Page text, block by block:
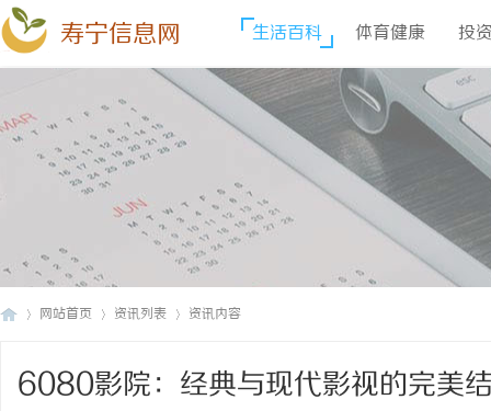
寿宁信息网 生活百科 体育健康 投
网站首页 资讯列表 资讯内容
6080影院：经典与现代影视的完美